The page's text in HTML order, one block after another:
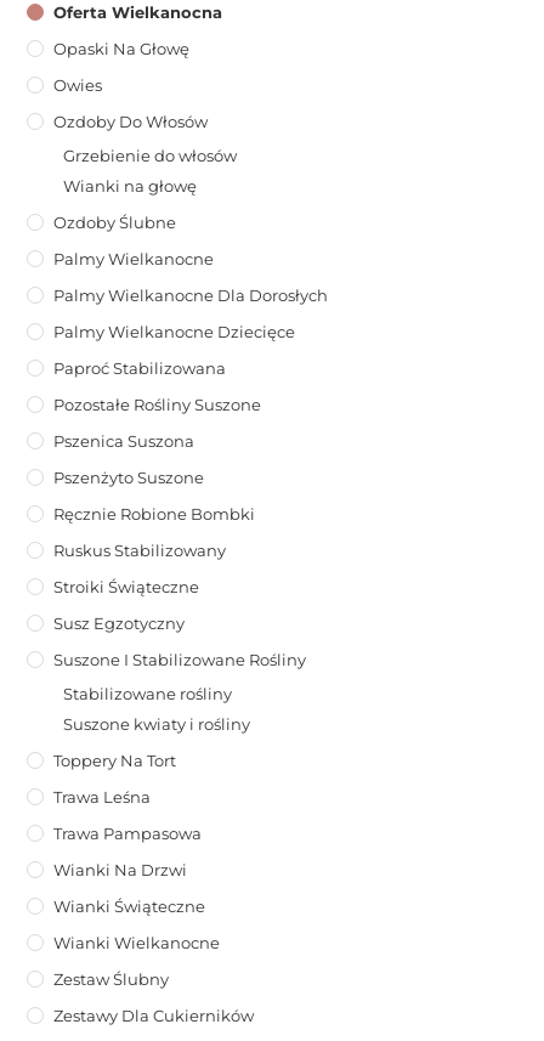
Oferta Wielkanocna
Opaski Na Głowę
Owies
Ozdoby Do Włosów
Grzebienie do włosów
Wianki na głowę
Ozdoby Ślubne
Palmy Wielkanocne
Palmy Wielkanocne Dla Dorosłych
Palmy Wielkanocne Dziecięce
Paproć Stabilizowana
Pozostałe Rośliny Suszone
Pszenica Suszona
Pszenżyto Suszone
Ręcznie Robione Bombki
Ruskus Stabilizowany
Stroiki Świąteczne
Susz Egzotyczny
Suszone I Stabilizowane Rośliny
Stabilizowane rośliny
Suszone kwiaty i rośliny
Toppery Na Tort
Trawa Leśna
Trawa Pampasowa
Wianki Na Drzwi
Wianki Świąteczne
Wianki Wielkanocne
Zestaw Ślubny
Zestawy Dla Cukierników